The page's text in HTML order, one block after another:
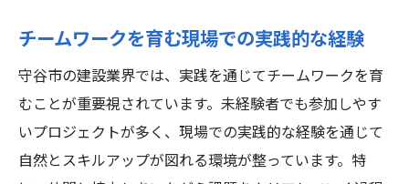
チームワークを育む現場での実践的な経験
守谷市の建設業界では、実践を通じてチームワークを育
むことが重要視されています。未経験者でも参加しやす
いプロジェクトが多く、現場での実践的な経験を通じて
自然とスキルアップが図れる環境が整っています。特